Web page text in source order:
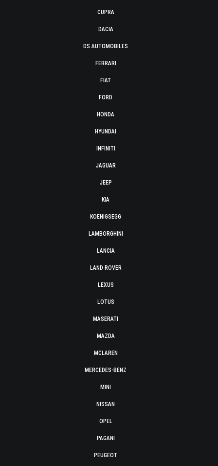
CUPRA
DACIA
DS AUTOMOBILES
FERRARI
FIAT
FORD
HONDA
HYUNDAI
INFINITI
JAGUAR
JEEP
KIA
KOENIGSEGG
LAMBORGHINI
LANCIA
LAND ROVER
LEXUS
LOTUS
MASERATI
MAZDA
MCLAREN
MERCEDES-BENZ
MINI
NISSAN
OPEL
PAGANI
PEUGEOT